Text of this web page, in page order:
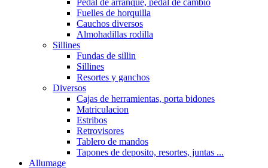
Pedal de arranque, pedal de cambio
Fuelles de horquilla
Cauchos diversos
Almohadillas rodilla
Sillines
Fundas de sillin
Sillines
Resortes y ganchos
Diversos
Cajas de herramientas, porta bidones
Matriculacion
Estribos
Retrovisores
Tablero de mandos
Tapones de deposito, resortes, juntas ...
Allumage